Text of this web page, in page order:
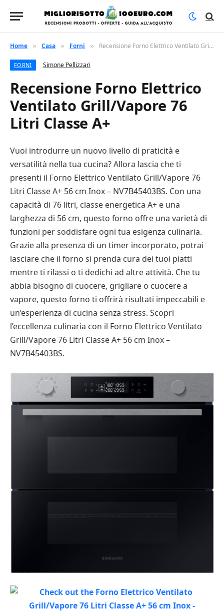
Home » Casa » Forni » Recensione Forno Elettrico Ventilato Grill/Vapore 76 Litri Classe A+
FORNI Simone Pellizzari
Recensione Forno Elettrico
Ventilato Grill/Vapore 76
Litri Classe A+
Vuoi introdurre un nuovo livello di praticità e
versatilità nella tua cucina? Allora lascia che ti
presenti il Forno Elettrico Ventilato Grill/Vapore 76
Litri Classe A+ 56 cm Inox – NV7B45403BS. Con una
capacità di 76 litri, classe energetica A+ e una
larghezza di 56 cm, questo forno offre una varietà di
funzioni per soddisfare ogni tua esigenza culinaria.
Grazie alla presenza di un timer incorporato, potrai
lasciare che il forno si prenda cura dei tuoi piatti
mentre ti rilassi o ti dedichi ad altre attività. Che tu
abbia bisogno di cuocere, grigliare o cuocere a
vapore, questo forno ti offrirà risultati impeccabili e
un’esperienza di cucina senza stress. Scopri
l’eccellenza culinaria con il Forno Elettrico Ventilato
Grill/Vapore 76 Litri Classe A+ 56 cm Inox –
NV7B45403BS.